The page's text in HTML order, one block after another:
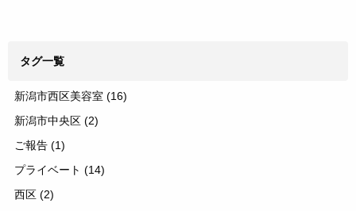
タグ一覧
新潟市西区美容室 (16)
新潟市中央区 (2)
ご報告 (1)
プライベート (14)
西区 (2)